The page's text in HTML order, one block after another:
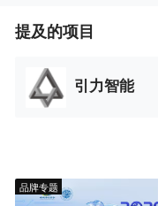
提及的项目
引力智能
品牌专题